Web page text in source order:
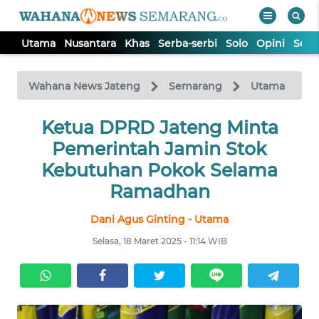
Utama Nusantara Khas Serba-serbi Solo Opini
Wahana News Jateng Semarang Utama
Ketua DPRD Jateng Minta
Pemerintah Jamin Stok
Kebutuhan Pokok Selama
Ramadhan
Dani Agus Ginting - Utama
Selasa, 18 Maret 2025 - 11:14 WIB
TV
Tutup
UTAMA
NUSANTARA
SERBI